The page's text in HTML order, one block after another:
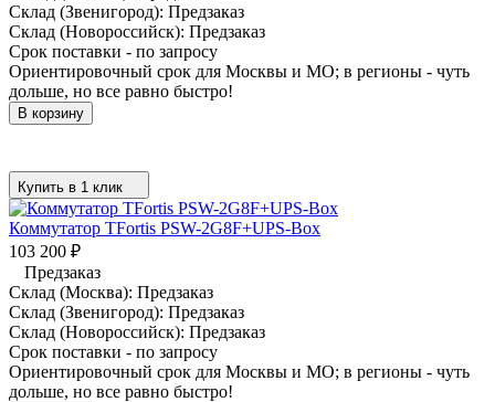
Склад (Звенигород): Предзаказ
Склад (Новороссийск): Предзаказ
Срок поставки - по запросу
Ориентировочный срок для Москвы и МО; в регионы - чуть
дольше, но все равно быстро!
В корзину
Купить в 1 клик
Коммутатор TFortis PSW-2G8F+UPS-Box
103 200 ₽
Предзаказ
Склад (Москва): Предзаказ
Склад (Звенигород): Предзаказ
Склад (Новороссийск): Предзаказ
Срок поставки - по запросу
Ориентировочный срок для Москвы и МО; в регионы - чуть
дольше, но все равно быстро!